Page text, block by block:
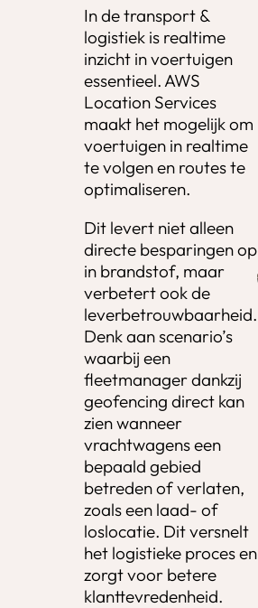
In de transport &
logistiek is realtime
inzicht in voertuigen
essentieel. AWS
Location Services
maakt het mogelijk om
voertuigen in realtime
te volgen en routes te
optimaliseren.
Dit levert niet alleen
directe besparingen op
in brandstof, maar
verbetert ook de
leverbetrouwbaarheid.
Denk aan scenario’s
waarbij een
fleetmanager dankzij
geofencing direct kan
zien wanneer
vrachtwagens een
bepaald gebied
betreden of verlaten,
zoals een laad- of
loslocatie. Dit versnelt
het logistieke proces en
zorgt voor betere
klanttevredenheid.